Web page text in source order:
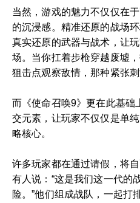
当然，游戏的魅力不仅仅在
的沉浸感。精准还原的战场
真实还原的武器与战术，让
场。当你扛着步枪穿越废墟
狙击点观察敌情，那种紧张
而《使命召唤9》更在此基础
交元素，让玩家不仅仅是单
略核心。
许多玩家都在通过请假，将
有人说：“这是我们这一代的
险。”他们组成战队，一起打